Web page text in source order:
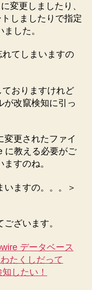
変更しましたり、
しましたりで指定
した。
てしまいますの
おりますけれど
が改竄検知に引っ
変更されたファイ
に教える必要がご
すのね。
いますの。。。＞
ざいます。
データベース
たくしだって
したい！